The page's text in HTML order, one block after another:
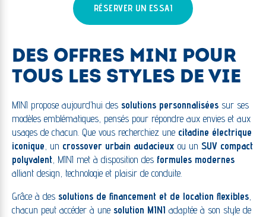
RÉSERVER UN ESSAI
DES OFFRES MINI POUR
TOUS LES STYLES DE VIE
MINI propose aujourd’hui des solutions personnalisées sur ses
modèles emblématiques, pensés pour répondre aux envies et aux
usages de chacun. Que vous recherchiez une citadine électrique
iconique , un crossover urbain audacieux ou un SUV compact
polyvalent , MINI met à disposition des formules modernes
alliant design, technologie et plaisir de conduite.
Grâce à des solutions de financement et de location flexibles,
chacun peut accéder à une solution MINI adaptée à son style de